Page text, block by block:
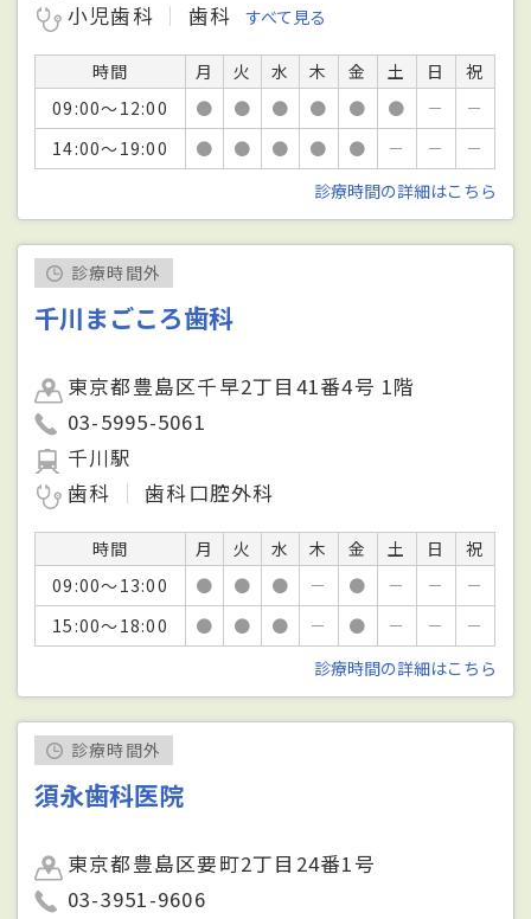
小児歯科
歯科 すべて見る
時間 月 火 水 木 金 土 日
祝
09:00～12:00
● ● ● ● ● ● －
－
14:00～19:00
● ● ● ● ● － －
－
診療時間の詳細はこちら
診療時間外
千川まごころ歯科
東京都豊島区千早2丁目41番4号 1階
03-5995-5061
千川駅
歯科
歯科口腔外科
時間 月 火 水 木 金 土 日
祝
09:00～13:00
● ● ● － ● － －
－
15:00～18:00
● ● ● － ● － －
－
診療時間の詳細はこちら
診療時間外
須永歯科医院
東京都豊島区要町2丁目24番1号
03-3951-9606